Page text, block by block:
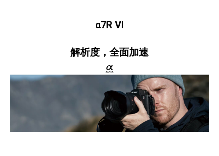
α7R VI
解析度，全面加速